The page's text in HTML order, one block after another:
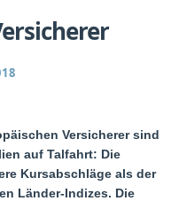
Versicherer sind
auf Talfahrt: Die
Kursabschläge als der
Länder-Indizes. Die